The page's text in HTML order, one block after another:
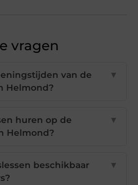
vragen
van de
Helmond?
▼
huren op de
Helmond?
▼
beschikbaar
▼